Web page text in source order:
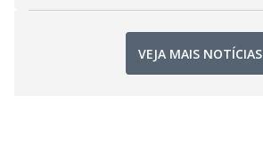
VEJA MAIS NOTÍCIAS